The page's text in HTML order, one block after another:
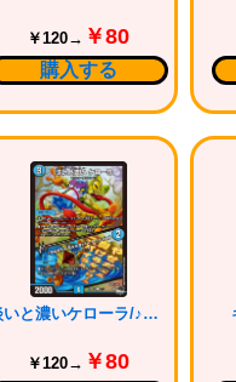
￥120→ ￥80
購入する
淡いと濃いケローラ/♪やせガエル負けるなケローラスパイラル
￥120→ ￥80